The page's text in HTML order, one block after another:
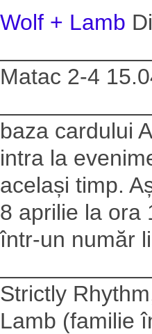
Wolf + Lamb
Matac 2-4
baza cardului
intra la
același timp.
8 aprilie la ora
într-un număr
Strictly
Lamb (familie